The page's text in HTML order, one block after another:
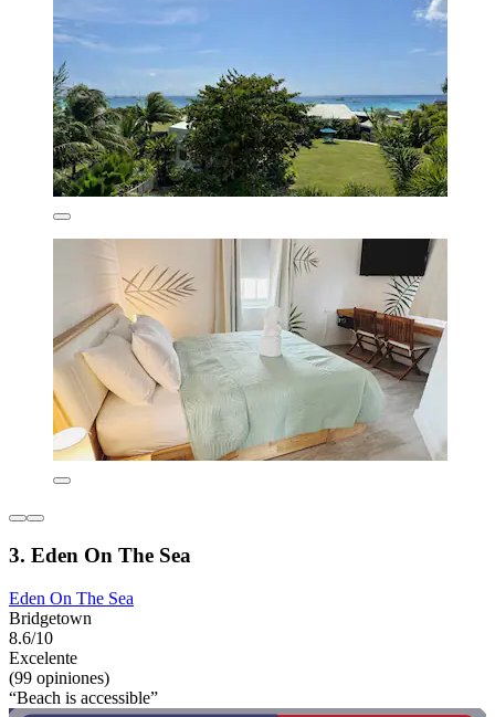
3. Eden On The Sea
Eden On The Sea
Bridgetown
8.6/10
Excelente
(99 opiniones)
“Beach is accessible”